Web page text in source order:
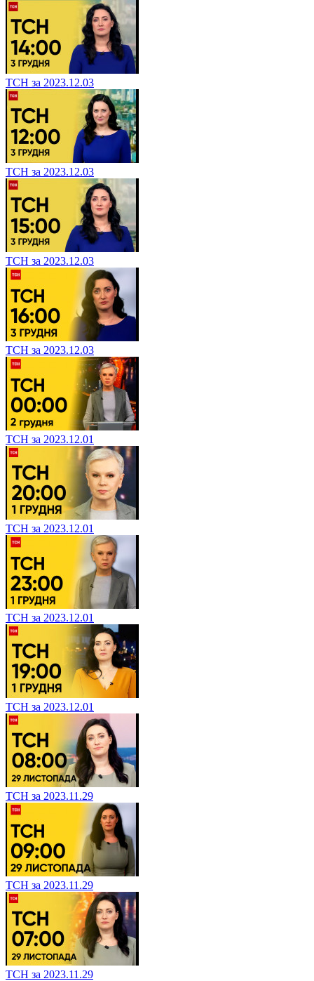
ТСН за 2023.12.03
ТСН за 2023.12.03
ТСН за 2023.12.03
ТСН за 2023.12.03
ТСН за 2023.12.01
ТСН за 2023.12.01
ТСН за 2023.12.01
ТСН за 2023.12.01
ТСН за 2023.11.29
ТСН за 2023.11.29
ТСН за 2023.11.29